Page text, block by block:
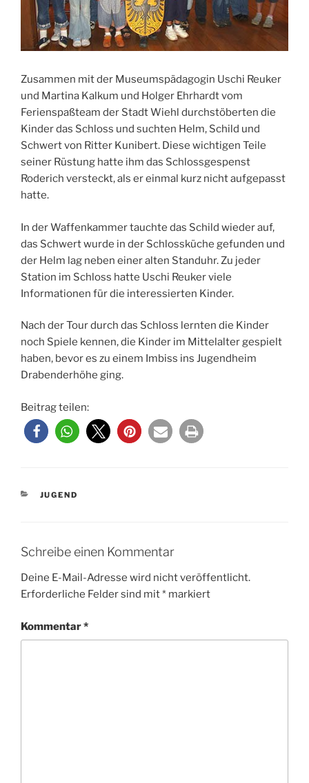
Zusammen mit der Museumspädagogin Uschi Reuker
und Martina Kalkum und Holger Ehrhardt vom
Ferienspaßteam der Stadt Wiehl durchstöberten die
Kinder das Schloss und suchten Helm, Schild und
Schwert von Ritter Kunibert. Diese wichtigen Teile
seiner Rüstung hatte ihm das Schlossgespenst
Roderich versteckt, als er einmal kurz nicht aufgepasst
hatte.
In der Waffenkammer tauchte das Schild wieder auf,
das Schwert wurde in der Schlossküche gefunden und
der Helm lag neben einer alten Standuhr. Zu jeder
Station im Schloss hatte Uschi Reuker viele
Informationen für die interessierten Kinder.
Nach der Tour durch das Schloss lernten die Kinder
noch Spiele kennen, die Kinder im Mittelalter gespielt
haben, bevor es zu einem Imbiss ins Jugendheim
Drabenderhöhe ging.
Beitrag teilen:
KATEGORIEN
JUGEND
Schreibe einen Kommentar
Deine E-Mail-Adresse wird nicht veröffentlicht.
Erforderliche Felder sind mit* markiert
Kommentar*